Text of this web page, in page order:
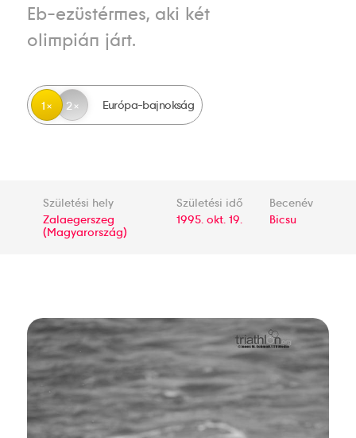
Eb-ezüstérmes, aki két
olimpián járt.
1 2 Európa-bajnokság
Születési hely
Zalaegerszeg
(Magyarország)
Születési idő
1995. okt. 19.
Becenév
Bicsu